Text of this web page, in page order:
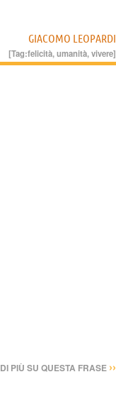
GIACOMO LEOPARDI
[Tag:felicità,umanità,vivere]
DI PIÙ SU QUESTA FRASE ››